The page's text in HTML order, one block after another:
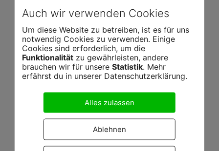
Auch wir verwenden Cookies
Um diese Website zu betreiben, ist es für uns
notwendig Cookies zu verwenden. Einige
Cookies sind erforderlich, um die
Funktionalitätzu gewährleisten, andere
brauchen wir für unsere Statistik. Mehr
erfährst du in unserer Datenschutzerklärung.
Alles zulassen
Ablehnen